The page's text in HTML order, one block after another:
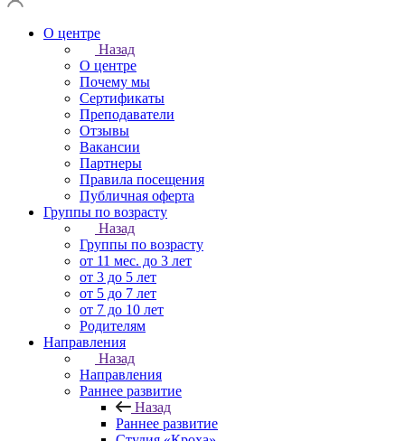
О центре
Назад
О центре
Почему мы
Сертификаты
Преподаватели
Отзывы
Вакансии
Партнеры
Правила посещения
Публичная оферта
Группы по возрасту
Назад
Группы по возрасту
от 11 мес. до 3 лет
от 3 до 5 лет
от 5 до 7 лет
от 7 до 10 лет
Родителям
Направления
Назад
Направления
Раннее развитие
Назад
Раннее развитие